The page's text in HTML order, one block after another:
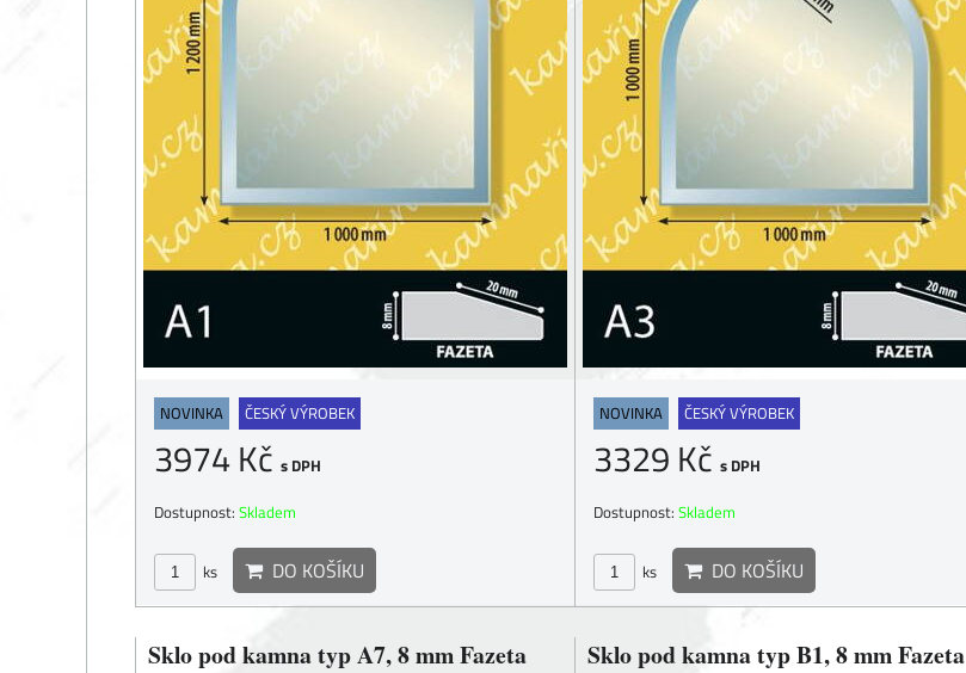
NOVINKA ČESKÝ VÝROBEK
3974 Kč s DPH
Dostupnost: Skladem
ks DO KOŠÍKU
NOVINKA ČESKÝ VÝROBEK
3329 Kč s DPH
Dostupnost: Skladem
ks DO KOŠÍKU
Sklo pod kamna typ A7, 8 mm Fazeta Sklo pod kamna typ B1, 8 mm Fazeta